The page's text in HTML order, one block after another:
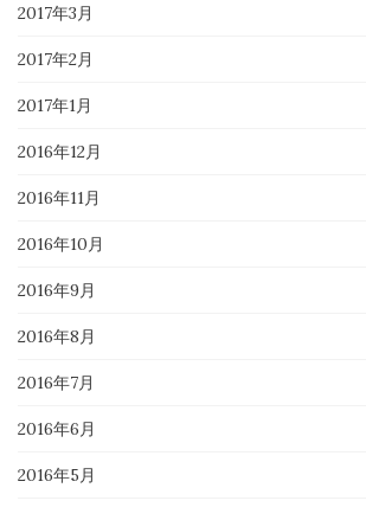
2017年3月
2017年2月
2017年1月
2016年12月
2016年11月
2016年10月
2016年9月
2016年8月
2016年7月
2016年6月
2016年5月